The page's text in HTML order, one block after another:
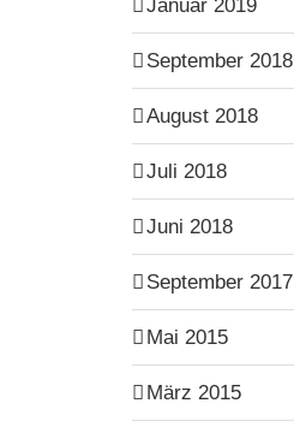
Januar 2019
September 2018
August 2018
Juli 2018
Juni 2018
September 2017
Mai 2015
März 2015